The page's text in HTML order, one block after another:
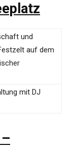
und
auf dem
mit DJ